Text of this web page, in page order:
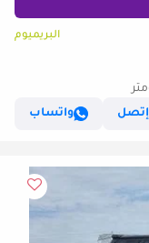
البريميوم
إتصل
واتساب